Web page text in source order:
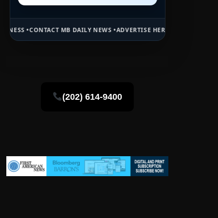
MB DAILY NEWS • ADVERTISE HERE •PREMIUM SPONSORED
(202) 614-9400